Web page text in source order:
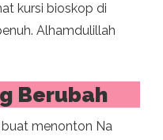
kursi bioskop di
Alhamdulillah
Berubah
menonton Na